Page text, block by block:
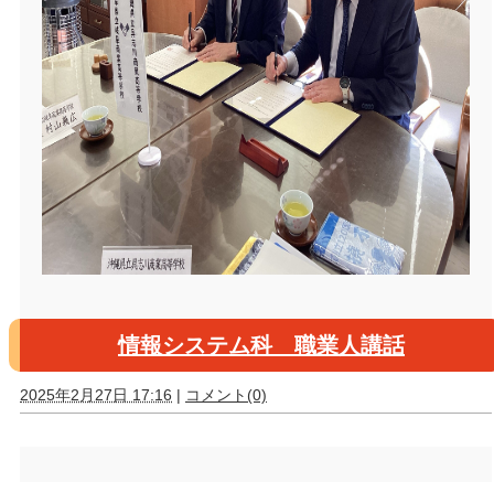
情報システム科 職業人講話
2025年2月27日 17:16 | コメント(0)